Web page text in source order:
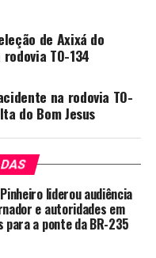
de Axixá do
TO-134
na rodovia TO-
do Bom Jesus
liderou audiência
e autoridades em
para a ponte da BR-235